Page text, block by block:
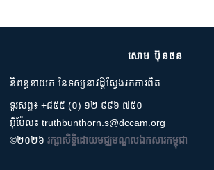
សោម ប៊ុនថន
និពន្ធនាយក នៃទស្សនាវដ្តីស្វែងរកការពិត
ទូរសព្ទ៖ +៨៥៥ (០) ១២ ៩៩៦ ៧៥០
អ៊ីម៉ែល៖ truthbunthorn.s@dccam.org
©២០២៦ រក្សាសិទ្ធិដោយមជ្ឈមណ្ឌលឯកសារកម្ពុជា